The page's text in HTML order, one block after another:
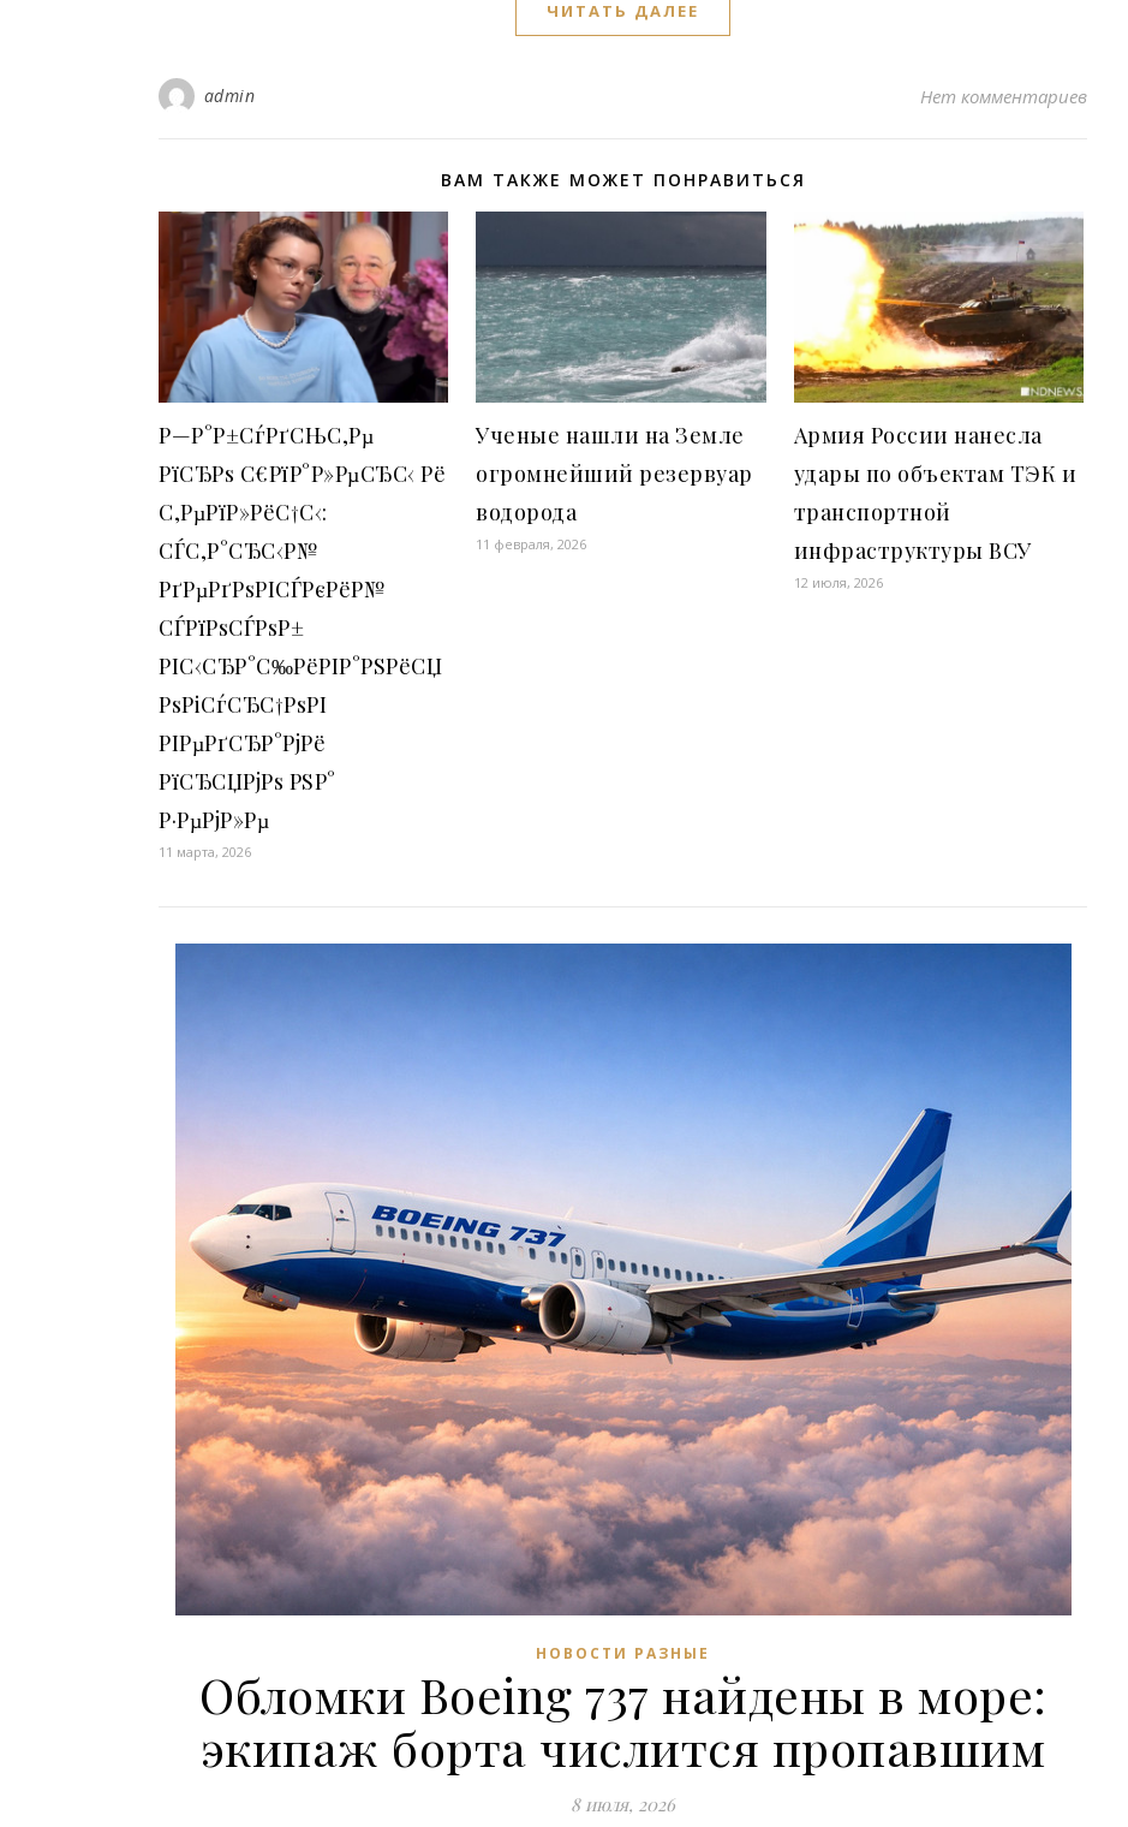
ЧИТАТЬ ДАЛЕЕ
admin Нет комментариев
ВАМ ТАКЖЕ МОЖЕТ ПОНРАВИТЬСЯ
Р—Р°Р±СѓРґСЊС‚Рµ
РїСЂРѕ С€РїР°Р»РµСЂС‹ Рё
С‚РµРїР»РёС†С‹:
СЃС‚Р°СЂС‹Р№
РґРµРґРѕРІСЃРєРёР№
СЃРїРѕСЃРѕР±
РІС‹СЂР°С‰РёРІР°РЅРёСЏ
РѕРіСѓСЂС†РѕРІ
РІРµРґСЂР°РјРё
РїСЂСЏРјРѕ РЅР°
Р·РµРјР»Рµ
11 марта, 2026
Ученые нашли на Земле
огромнейший резервуар
водорода
11 февраля, 2026
Армия России нанесла
удары по объектам ТЭК и
транспортной
инфраструктуры ВСУ
12 июля, 2026
НОВОСТИ РАЗНЫЕ
Обломки Boeing 737 найдены в море:
экипаж борта числится пропавшим
8 июля, 2026